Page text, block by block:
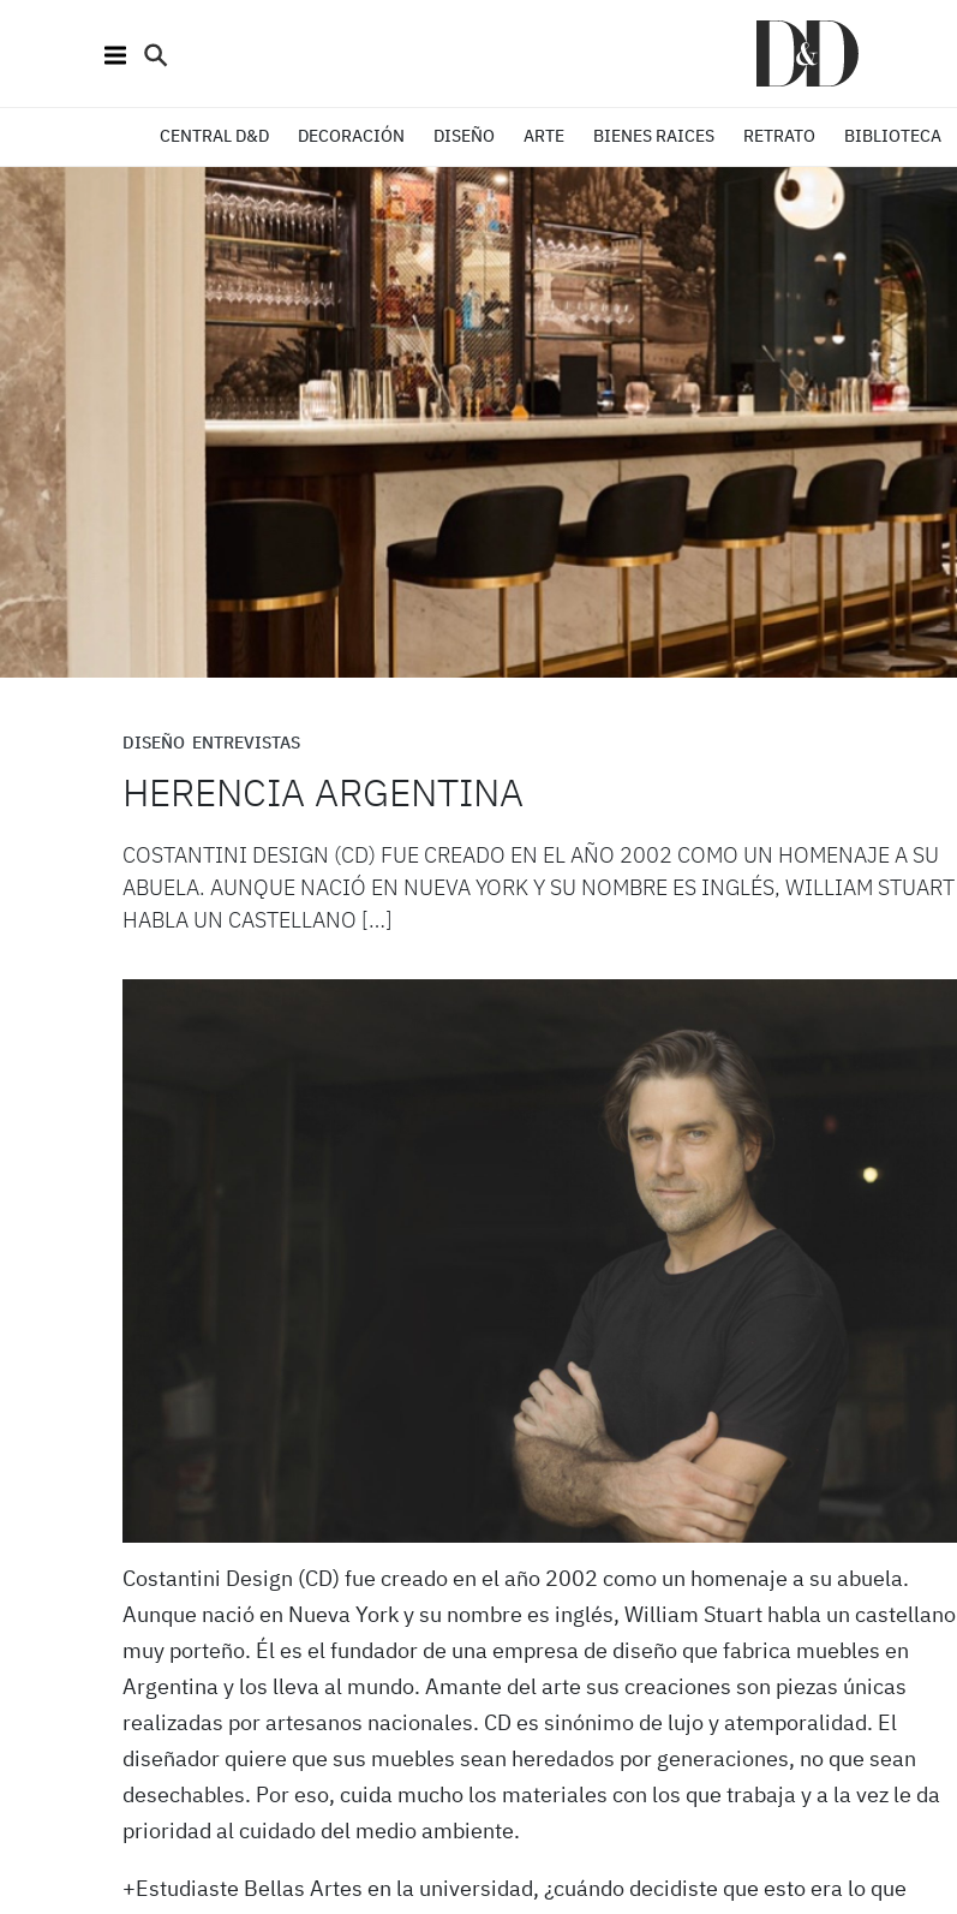
CENTRAL D&D DECORACIÓN DISEÑO ARTE BIENES RAICES RETRATO BIBLIOTECA
DISEÑO ENTREVISTAS
HERENCIA ARGENTINA
COSTANTINI DESIGN (CD) FUE CREADO EN EL AÑO 2002 COMO UN HOMENAJE A SU
ABUELA. AUNQUE NACIÓ EN NUEVA YORK Y SU NOMBRE ES INGLÉS, WILLIAM STUART
HABLA UN CASTELLANO […]
Costantini Design (CD) fue creado en el año 2002 como un homenaje a su abuela.
Aunque nació en Nueva York y su nombre es inglés, William Stuart habla un castellano
muy porteño. Él es el fundador de una empresa de diseño que fabrica muebles en
Argentina y los lleva al mundo. Amante del arte sus creaciones son piezas únicas
realizadas por artesanos nacionales. CD es sinónimo de lujo y atemporalidad. El
diseñador quiere que sus muebles sean heredados por generaciones, no que sean
desechables. Por eso, cuida mucho los materiales con los que trabaja y a la vez le da
prioridad al cuidado del medio ambiente.
+Estudiaste Bellas Artes en la universidad, ¿cuándo decidiste que esto era lo que